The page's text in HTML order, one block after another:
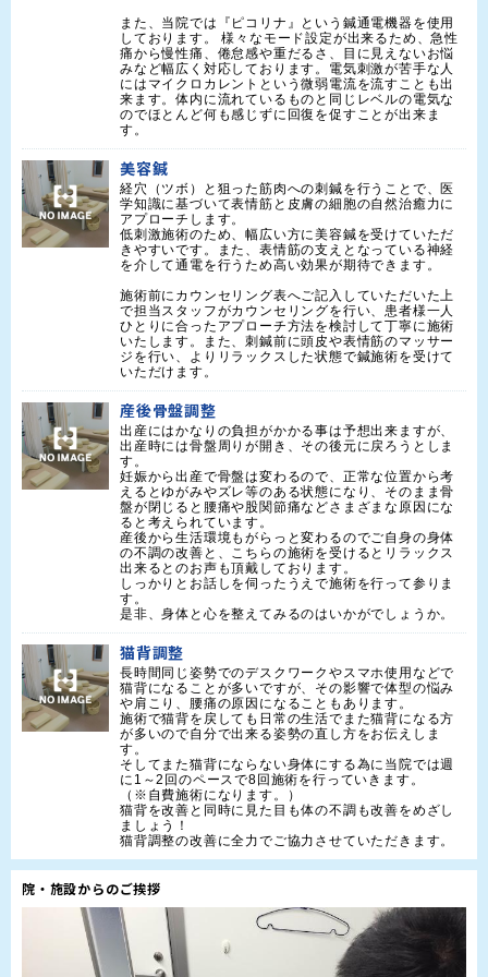
また、当院では『ピコリナ』という鍼通電機器を使用
しております。 様々なモード設定が出来るため、急性
痛から慢性痛、倦怠感や重だるさ、目に見えないお悩
みなど幅広く対応しております。電気刺激が苦手な人
にはマイクロカレントという微弱電流を流すことも出
来ます。体内に流れているものと同じレベルの電気な
のでほとんど何も感じずに回復を促すことが出来ま
す。
美容鍼
経穴（ツボ）と狙った筋肉への刺鍼を行うことで、医
学知識に基づいて表情筋と皮膚の細胞の自然治癒力に
アプローチします。
低刺激施術のため、幅広い方に美容鍼を受けていただ
きやすいです。また、表情筋の支えとなっている神経
を介して通電を行うため高い効果が期待できます。
施術前にカウンセリング表へご記入していただいた上
で担当スタッフがカウンセリングを行い、患者様一人
ひとりに合ったアプローチ方法を検討して丁寧に施術
いたします。また、刺鍼前に頭皮や表情筋のマッサー
ジを行い、よりリラックスした状態で鍼施術を受けて
いただけます。
産後骨盤調整
出産にはかなりの負担がかかる事は予想出来ますが、
出産時には骨盤周りが開き、その後元に戻ろうとしま
す。
妊娠から出産で骨盤は変わるので、正常な位置から考
えるとゆがみやズレ等のある状態になり、そのまま骨
盤が閉じると腰痛や股関節痛などさまざまな原因にな
ると考えられています。
産後から生活環境もがらっと変わるのでご自身の身体
の不調の改善と、こちらの施術を受けるとリラックス
出来るとのお声も頂戴しております。
しっかりとお話しを伺ったうえで施術を行って参りま
す。
是非、身体と心を整えてみるのはいかがでしょうか。
猫背調整
長時間同じ姿勢でのデスクワークやスマホ使用などで
猫背になることが多いですが、その影響で体型の悩み
や肩こり、腰痛の原因になることもあります。
施術で猫背を戻しても日常の生活でまた猫背になる方
が多いので自分で出来る姿勢の直し方をお伝えしま
す。
そしてまた猫背にならない身体にする為に当院では週
に1～2回のペースで8回施術を行っていきます。
（※自費施術になります。）
猫背を改善と同時に見た目も体の不調も改善をめざし
ましょう！
猫背調整の改善に全力でご協力させていただきます。
院・施設からのご挨拶